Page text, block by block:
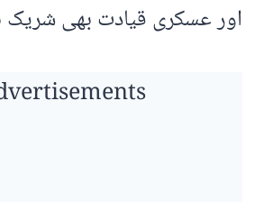
اور عسکری قیادت بھی شریک